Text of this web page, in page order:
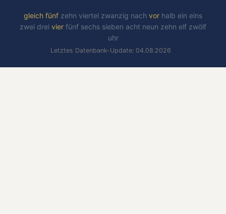
gleich fünf zehn viertel zwanzig nach vor halb ein eins
zwei drei vier fünf sechs sieben acht neun zehn elf zwölf
uhr
Letztes Datenbank-Update: 04.08.2026